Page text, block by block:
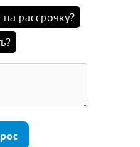
на рассрочку?